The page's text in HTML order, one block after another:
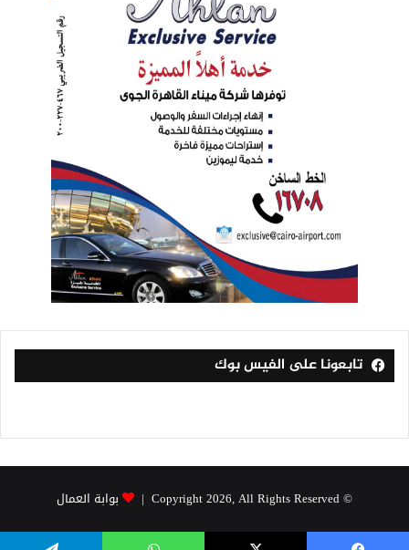
تابعونا على الفيس بوك
© Copyright 2026, All Rights Reserved | بوابة العمال